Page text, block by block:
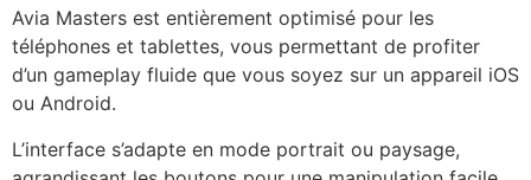
Avia Masters est entièrement optimisé pour les
téléphones et tablettes, vous permettant de profiter
d’un gameplay fluide que vous soyez sur un appareil iOS
ou Android.
L’interface s’adapte en mode portrait ou paysage,